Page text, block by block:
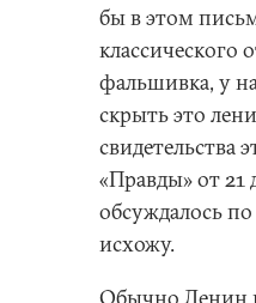
бы в этом
классического
фальшивка, у
скрыть это
свидетельства
«Правды» от 21
обсуждалось по
исхожу.
Обычно Ленин